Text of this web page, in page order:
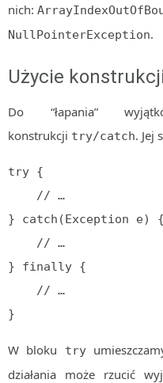
nich:
NullPointerException.
Użycie
Do “łapania”
konstrukcji try/catch. Jej
try {
} catch(Exception e) {
} finally {
}
W bloku try
działania może rzucić